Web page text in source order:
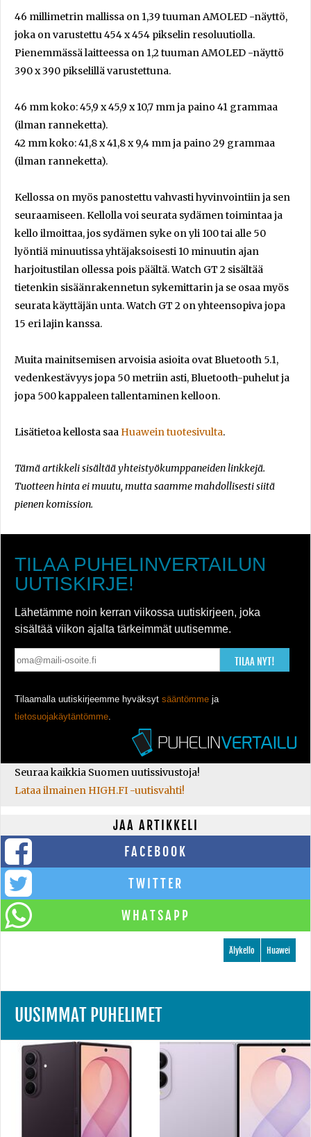
46 millimetrin mallissa on 1,39 tuuman AMOLED -näyttö,
joka on varustettu 454 x 454 pikselin resoluutiolla.
Pienemmässä laitteessa on 1,2 tuuman AMOLED -näyttö
390 x 390 pikselillä varustettuna.
46 mm koko: 45,9 x 45,9 x 10,7 mm ja paino 41 grammaa
(ilman ranneketta).
42 mm koko: 41,8 x 41,8 x 9,4 mm ja paino 29 grammaa
(ilman ranneketta).
Kellossa on myös panostettu vahvasti hyvinvointiin ja sen
seuraamiseen. Kellolla voi seurata sydämen toimintaa ja
kello ilmoittaa, jos sydämen syke on yli 100 tai alle 50
lyöntiä minuutissa yhtäjaksoisesti 10 minuutin ajan
harjoitustilan ollessa pois päältä. Watch GT 2 sisältää
tietenkin sisäänrakennetun sykemittarin ja se osaa myös
seurata käyttäjän unta. Watch GT 2 on yhteensopiva jopa
15 eri lajin kanssa.
Muita mainitsemisen arvoisia asioita ovat Bluetooth 5.1,
vedenkestävyys jopa 50 metriin asti, Bluetooth-puhelut ja
jopa 500 kappaleen tallentaminen kelloon.
Lisätietoa kellosta saa Huawein tuotesivulta.
Tämä artikkeli sisältää yhteistyökumppaneiden linkkejä.
Tuotteen hinta ei muutu, mutta saamme mahdollisesti siitä
pienen komission.
TILAA PUHELINVERTAILUN
UUTISKIRJE!
Lähetämme noin kerran viikossa uutiskirjeen, joka
sisältää viikon ajalta tärkeimmät uutisemme.
TILAA NYT!
Tilaamalla uutiskirjeemme hyväksyt sääntömme ja
tietosuojakäytäntömme.
Seuraa kaikkia Suomen uutissivustoja!
Lataa ilmainen HIGH.FI -uutisvahti!
JAA ARTIKKELI
FACEBOOK
TWITTER
WHATSAPP
Huawei
Älykello
UUSIMMAT PUHELIMET